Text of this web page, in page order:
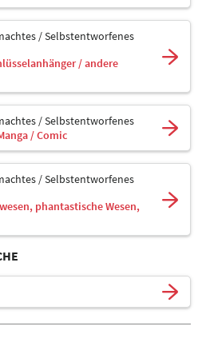
/ Selbstentworfenes
/ andere
/ Selbstentworfenes
/ Comic
/ Selbstentworfenes
phantastische Wesen,